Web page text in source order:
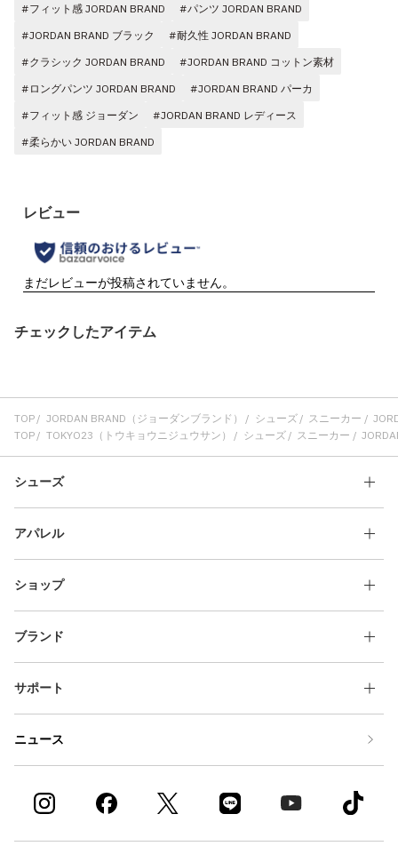
#フィット感 JORDAN BRAND
#パンツ JORDAN BRAND
#JORDAN BRAND ブラック
#耐久性 JORDAN BRAND
#クラシック JORDAN BRAND
#JORDAN BRAND コットン素材
#ロングパンツ JORDAN BRAND
#JORDAN BRAND パーカ
#フィット感 ジョーダン
#JORDAN BRAND レディース
#柔らかい JORDAN BRAND
チェックしたアイテム
TOP JORDAN BRAND（ジョーダンブランド） シューズ スニーカー
TOP
TOKYO23（トウキョウニジュウサン） シューズ スニーカー
シューズ
アパレル
ショップ
ブランド
サポート
ニュース